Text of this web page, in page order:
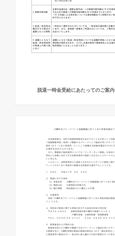
脱退一時金受給にあたってのご案内